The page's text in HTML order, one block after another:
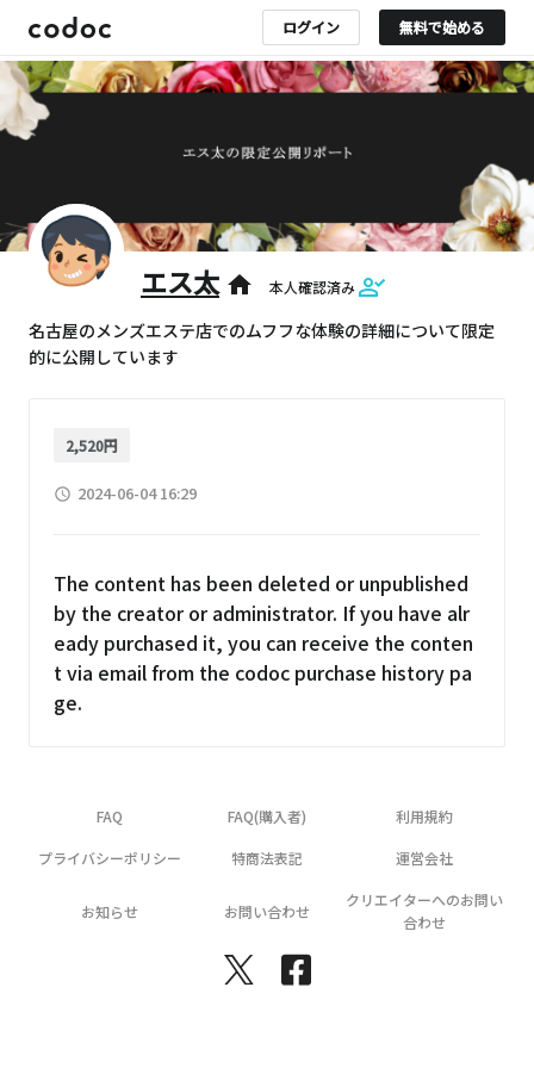
ログイン 無料で始める
エス太 home 本人確認済み
名古屋のメンズエステ店でのムフフな体験の詳細について限定
的に公開しています
2,520円
access_time 2024-06-04 16:29
The content has been deleted or unpublished
by the creator or administrator. If you have alr
eady purchased it, you can receive the conten
t via email from the codoc purchase history pa
ge.
FAQ FAQ(購入者) 利用規約
プライバシーポリシー 特商法表記 運営会社
お知らせ お問い合わせ
クリエイターへのお問い
合わせ